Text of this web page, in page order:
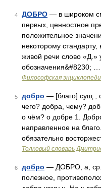
4 ДОБРО — в широком
первых, ценностное
положительное
некоторому стандарту,
живой речи слово «Д.»
обозначения&#8230; …
Философская
5 добро — [благо] сущ.,
чего? добра, чему?
о чём? о добре 1.
направленное на
обязательно
Толковый словарь
6 добро — ДОБРО, а, ср.
полезное,